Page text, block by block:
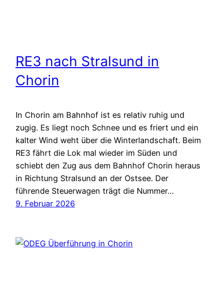
RE3 nach Stralsund in
Chorin
In Chorin am Bahnhof ist es relativ ruhig und
zugig. Es liegt noch Schnee und es friert und ein
kalter Wind weht über die Winterlandschaft. Beim
RE3 fährt die Lok mal wieder im Süden und
schiebt den Zug aus dem Bahnhof Chorin heraus
in Richtung Stralsund an der Ostsee. Der
führende Steuerwagen trägt die Nummer…
9. Februar 2026